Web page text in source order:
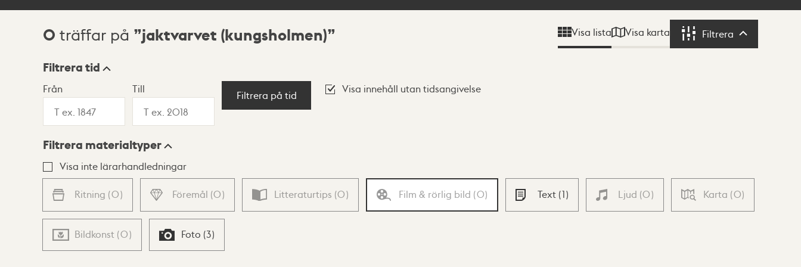
Sökresultat
0 träffar på jaktvarvet (kungsholmen) Visa lista Visa karta Filtrera Filtrera
Visningsläge
Lista Karta
Filtrera tid
Från Till
Filtrera på tid
Visa innehåll utan tidsangivelse
Filtrera materialtyper
Visa inte lärarhandledningar
Ritning (0) Föremål (0) Litteraturtips (0) Film & rörlig bild (0) Text (1) Ljud (0) Karta (0)
Bildkonst (0) Foto (3)